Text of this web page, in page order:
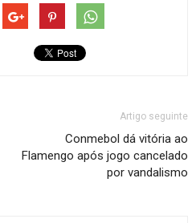
Artigo seguinte
Conmebol dá vitória ao
Flamengo após jogo cancelado
por vandalismo